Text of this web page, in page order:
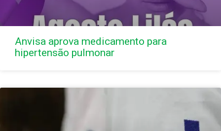
Anvisa aprova medicamento para
hipertensão pulmonar